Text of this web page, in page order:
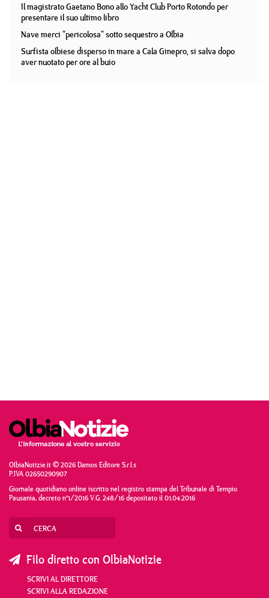
Il magistrato Gaetano Bono allo Yacht Club Porto Rotondo per
presentare il suo ultimo libro
Nave merci "pericolosa" sotto sequestro a Olbia
Surfista olbiese disperso in mare a Cala Ginepro, si salva dopo
aver nuotato per ore al buio
OlbiaNotizie.it © 2026 Damos Editore S.r.l.s
P.IVA 02650290907
Giornale quotidiano online iscritto nel registro stampa del Tribunale di Tempio
Pausania, decreto n°1/2016 V.G. 248/16 depositato il 01.04.2016
Filo diretto con OlbiaNotizie
SCRIVI AL DIRETTORE
SCRIVI ALLA REDAZIONE